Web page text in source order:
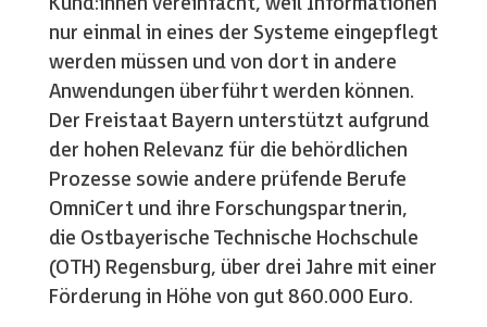
nur einmal in eines der Systeme eingepflegt
werden müssen und von dort in andere
Anwendungen überführt werden können.
Der Freistaat Bayern unterstützt aufgrund
der hohen Relevanz für die behördlichen
Prozesse sowie andere prüfende Berufe
OmniCert und ihre Forschungspartnerin,
die Ostbayerische Technische Hochschule
(OTH) Regensburg, über drei Jahre mit einer
Förderung in Höhe von gut 860.000 Euro.